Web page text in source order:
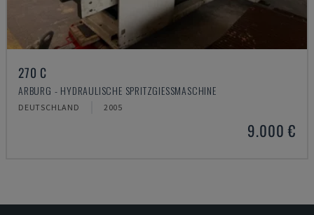
270 C
ARBURG - HYDRAULISCHE SPRITZGIESSMASCHINE
DEUTSCHLAND 2005
9.000 €